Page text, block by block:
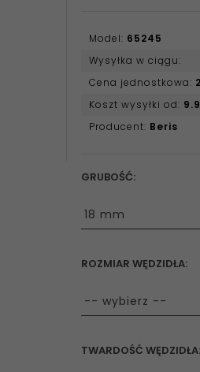
Model: 65245
Wysyłka w ciągu:
Cena jednostkowa:
Koszt wysyłki od:
Producent: Beris
GRUBOŚĆ:
options[11]
ROZMIAR WĘDZIDŁA:
options[28]
TWARDOŚĆ WĘDZIDŁA: